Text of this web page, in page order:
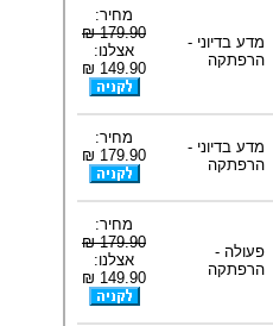
מדע בדיוני -
הרפתקה
מחיר:
179.90 ₪
אצלנו:
149.90 ₪
מדע בדיוני -
הרפתקה
מחיר:
179.90 ₪
פעולה -
הרפתקה
מחיר:
179.90 ₪
אצלנו:
149.90 ₪